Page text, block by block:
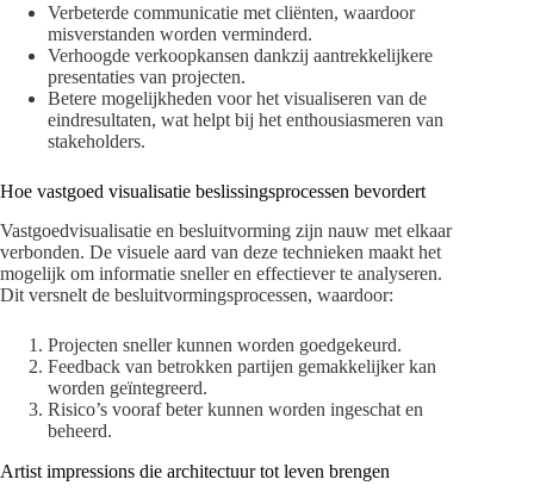
Verbeterde communicatie met cliënten, waardoor
misverstanden worden verminderd.
Verhoogde verkoopkansen dankzij aantrekkelijkere
presentaties van projecten.
Betere mogelijkheden voor het visualiseren van de
eindresultaten, wat helpt bij het enthousiasmeren van
stakeholders.
Hoe vastgoed visualisatie beslissingsprocessen bevordert
Vastgoedvisualisatie en besluitvorming zijn nauw met elkaar
verbonden. De visuele aard van deze technieken maakt het
mogelijk om informatie sneller en effectiever te analyseren.
Dit versnelt de besluitvormingsprocessen, waardoor:
Projecten sneller kunnen worden goedgekeurd.
Feedback van betrokken partijen gemakkelijker kan
worden geïntegreerd.
Risico’s vooraf beter kunnen worden ingeschat en
beheerd.
Artist impressions die architectuur tot leven brengen